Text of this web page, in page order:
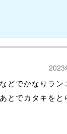
2023
どでかなりラン
とでカタキをと